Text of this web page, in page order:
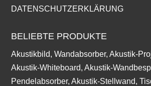
DATENSCHUTZERKLÄRUNG
BELIEBTE PRODUKTE
Akustikbild, Wandabsorber, Akustik-
Akustik-Whiteboard, Akustik-
Pendelabsorber, Akustik-Stellwand,